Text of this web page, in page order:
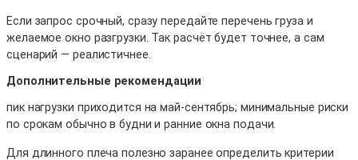
Если запрос срочный, сразу передайте перечень груза и
желаемое окно разгрузки. Так расчёт будет точнее, а сам
сценарий — реалистичнее.
Дополнительные рекомендации
пик нагрузки приходится на май-сентябрь; минимальные риски
по срокам обычно в будни и ранние окна подачи.
Для длинного плеча полезно заранее определить критерии